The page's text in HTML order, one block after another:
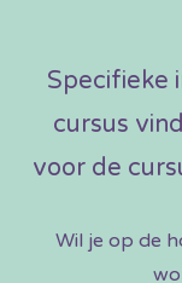
Specifieke
cursus
voor de
Wil je op de